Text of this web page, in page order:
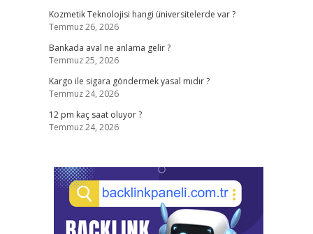
Kozmetik Teknolojisi hangi üniversitelerde var ?
Temmuz 26, 2026
Bankada aval ne anlama gelir ?
Temmuz 25, 2026
Kargo ile sigara göndermek yasal mıdır ?
Temmuz 24, 2026
12 pm kaç saat oluyor ?
Temmuz 24, 2026